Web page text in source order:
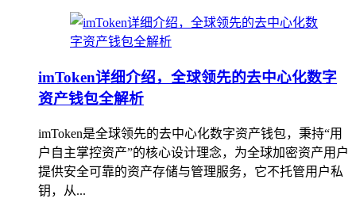
imToken详细介绍，全球领先的去中心化数字
资产钱包全解析
imToken是全球领先的去中心化数字资产钱包，秉持“用
户自主掌控资产”的核心设计理念，为全球加密资产用户
提供安全可靠的资产存储与管理服务，它不托管用户私
钥，从...